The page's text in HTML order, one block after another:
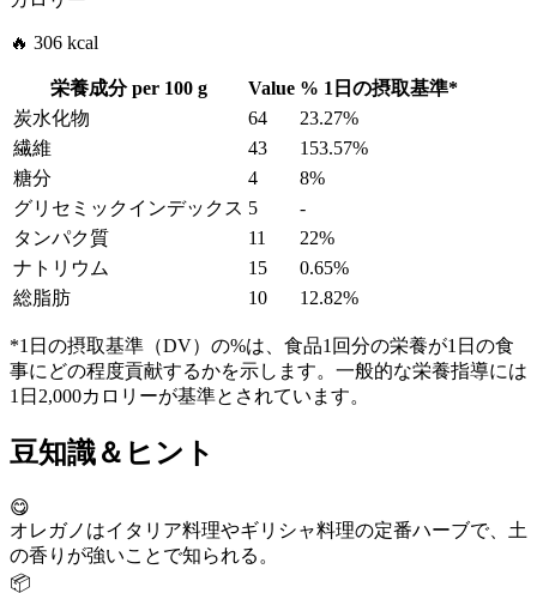
🔥 306 kcal
栄養成分 per 100 g Value % 1日の摂取基準*
炭水化物
64
23.27%
繊維
43
153.57%
糖分
4
8%
グリセミックインデックス 5
-
タンパク質
11
22%
ナトリウム
15
0.65%
総脂肪
10 12.82%
*1日の摂取基準（DV）の%は、食品1回分の栄養が1日の食
事にどの程度貢献するかを示します。一般的な栄養指導には
1日2,000カロリーが基準とされています。
豆知識＆ヒント
😋
オレガノはイタリア料理やギリシャ料理の定番ハーブで、土
の香りが強いことで知られる。
📦